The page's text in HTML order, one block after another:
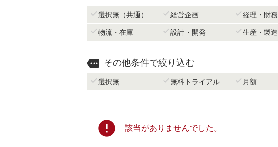
 選択無（共通）  経営企画  経理・財務
 物流・在庫  設計・開発  生産・製造
 その他条件で絞り込む
 選択無  無料トライアル  月額
error 該当がありませんでした。